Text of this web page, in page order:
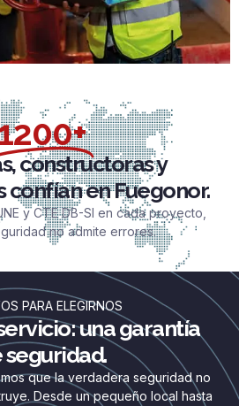
constructoras y
en Fuegonor.
y CTE DB-SI en cada proyecto,
no admite errores.
PARA ELEGIRNOS
una garantía
seguridad.
que la verdadera seguridad no
Desde un pequeño local hasta